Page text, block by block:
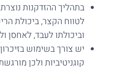
בתהליך ההזדקנות נוצרת
לטווח הקצר, ביכולת
וביכולתו לעבד, לאחסן
יש צורך בשימוש
קוגניטיביות ולכן